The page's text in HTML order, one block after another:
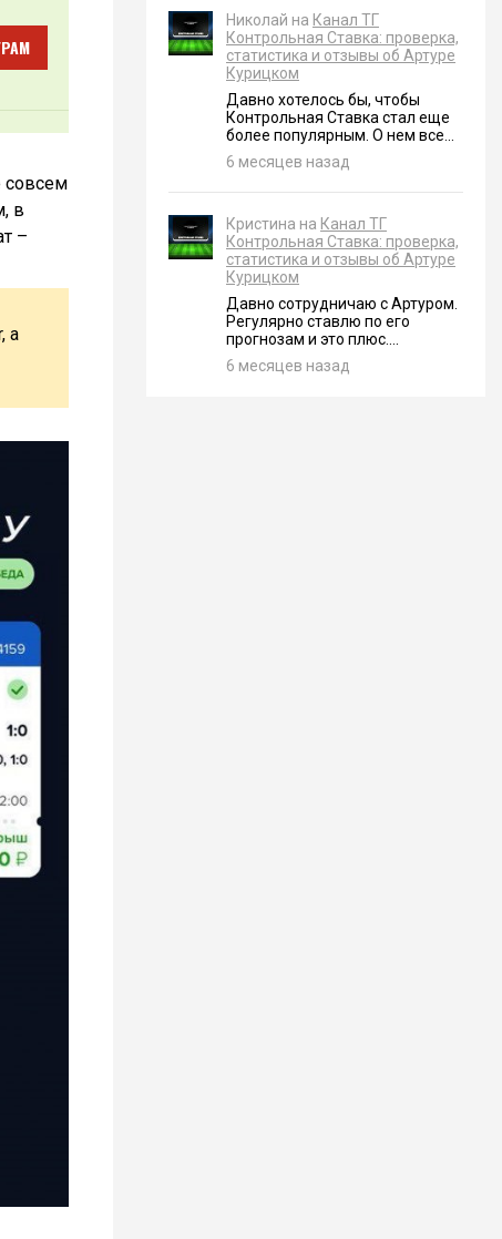
совсем
в
–
а
Николай на Канал ТГ
Контрольная Ставка: проверка,
статистика и отзывы об Артуре
Курицком
Давно хотелось бы, чтобы
Контрольная Ставка стал еще
более популярным. О нем все...
6 месяцев назад
Кристина на Канал ТГ
Контрольная Ставка: проверка,
статистика и отзывы об Артуре
Курицком
Давно сотрудничаю с Артуром.
Регулярно ставлю по его
прогнозам и это плюс....
6 месяцев назад